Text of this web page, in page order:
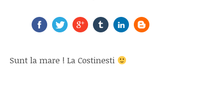
Sunt la mare ! La Costinesti